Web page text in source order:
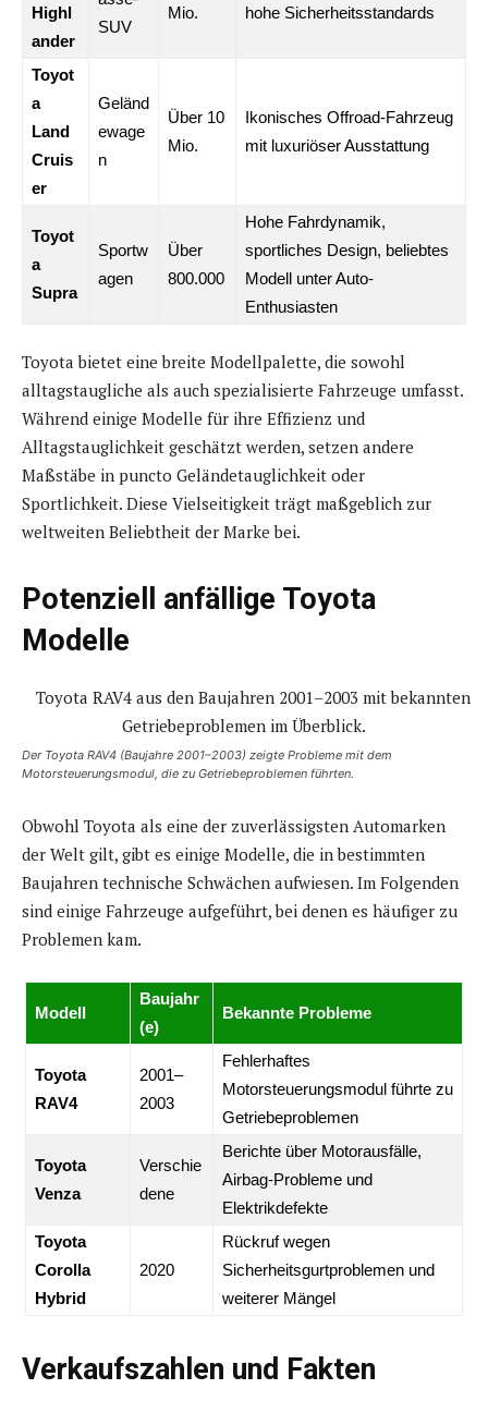
Highl
ander
SUV
Mio.
hohe Sicherheitsstandards
Toyot
a
Land
Cruis
er
Geländ
ewage
n
Über 10
Mio.
Ikonisches Offroad-Fahrzeug
mit luxuriöser Ausstattung
Toyot
a
Supra
Sportw
agen
Über
800.000
Hohe Fahrdynamik,
sportliches Design, beliebtes
Modell unter Auto-
Enthusiasten
Toyota bietet eine breite Modellpalette, die sowohl
alltagstaugliche als auch spezialisierte Fahrzeuge umfasst.
Während einige Modelle für ihre Effizienz und
Alltagstauglichkeit geschätzt werden, setzen andere
Maßstäbe in puncto Geländetauglichkeit oder
Sportlichkeit. Diese Vielseitigkeit trägt maßgeblich zur
weltweiten Beliebtheit der Marke bei.
Potenziell anfällige Toyota
Modelle
Der Toyota RAV4 (Baujahre 2001–2003) zeigte Probleme mit dem
Motorsteuerungsmodul, die zu Getriebeproblemen führten.
Obwohl Toyota als eine der zuverlässigsten Automarken
der Welt gilt, gibt es einige Modelle, die in bestimmten
Baujahren technische Schwächen aufwiesen. Im Folgenden
sind einige Fahrzeuge aufgeführt, bei denen es häufiger zu
Problemen kam.
Modell
Baujahr
(e)
Bekannte Probleme
Toyota
RAV4
2001–
2003
Fehlerhaftes
Motorsteuerungsmodul führte zu
Getriebeproblemen
Toyota
Venza
Verschie
dene
Berichte über Motorausfälle,
Airbag-Probleme und
Elektrikdefekte
Toyota
Corolla
Hybrid
2020
Rückruf wegen
Sicherheitsgurtproblemen und
weiterer Mängel
Verkaufszahlen und Fakten